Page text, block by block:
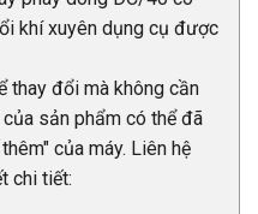
khí xuyên dụng cụ được
thay đổi mà không cần
sản phẩm có thể đã
của máy. Liên hệ
chi tiết: